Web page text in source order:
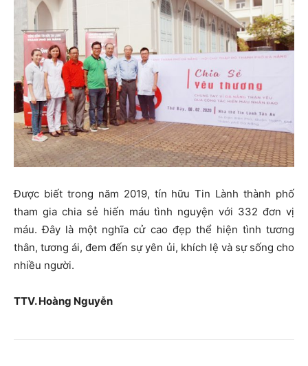
Được biết trong năm 2019, tín hữu Tin Lành thành phố
tham gia chia sẻ hiến máu tình nguyện với 332 đơn vị
máu. Đây là một nghĩa cử cao đẹp thể hiện tình tương
thân, tương ái, đem đến sự yên ủi, khích lệ và sự sống cho
nhiều người.
TTV. Hoàng Nguyễn